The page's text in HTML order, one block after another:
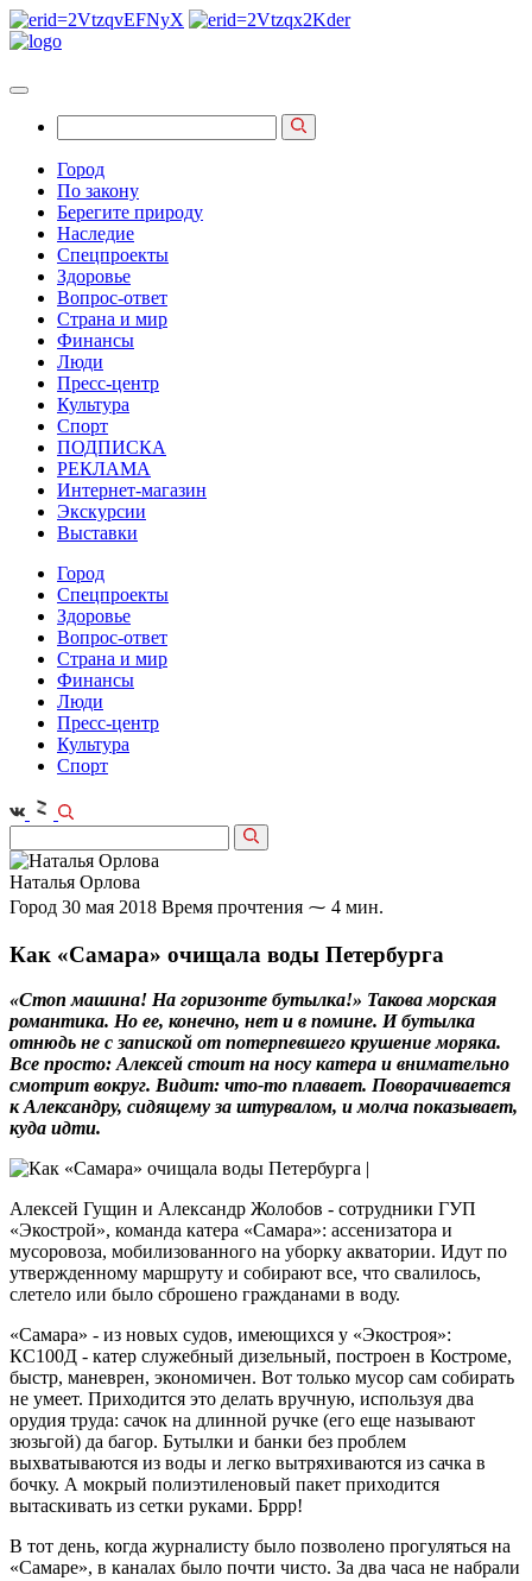
Город
По закону
Берегите природу
Наследие
Спецпроекты
Здоровье
Вопрос-ответ
Страна и мир
Финансы
Люди
Пресс-центр
Культура
Спорт
ПОДПИСКА
РЕКЛАМА
Интернет-магазин
Экскурсии
Выставки
Город
Спецпроекты
Здоровье
Вопрос-ответ
Страна и мир
Финансы
Люди
Пресс-центр
Культура
Спорт
Наталья Орлова
Город 30 мая 2018 Время прочтения ⁓ 4 мин.
Как «Самара» очищала воды Петербурга
«Стоп машина! На горизонте бутылка!» Такова морская
романтика. Но ее, конечно, нет и в помине. И бутылка
отнюдь не с запиской от потерпевшего крушение моряка.
Все просто: Алексей стоит на носу катера и внимательно
смотрит вокруг. Видит: что-то плавает. Поворачивается
к Александру, сидящему за штурвалом, и молча показывает,
куда идти.
Алексей Гущин и Александр Жолобов - сотрудники ГУП
«Экострой», команда катера «Самара»: ассенизатора и
мусоровоза, мобилизованного на уборку акватории. Идут по
утвержденному маршруту и собирают все, что свалилось,
слетело или было сброшено гражданами в воду.
«Самара» - из новых судов, имеющихся у «Экостроя»:
КС100Д - катер служебный дизельный, построен в Костроме,
быстр, маневрен, экономичен. Вот только мусор сам собирать
не умеет. Приходится это делать вручную, используя два
орудия труда: сачок на длинной ручке (его еще называют
зюзьгой) да багор. Бутылки и банки без проблем
выхватываются из воды и легко вытряхиваются из сачка в
бочку. А мокрый полиэтиленовый пакет приходится
вытаскивать из сетки руками. Бррр!
В тот день, когда журналисту было позволено прогуляться на
«Самаре», в каналах было почти чисто. За два часа не набрали